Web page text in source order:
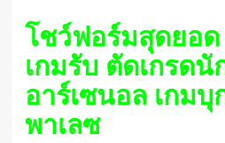
โชว์ฟอร์มสุดยอ
เกมรับ ตัดเกรดนั
อาร์เซนอล เกม
พาเลซ